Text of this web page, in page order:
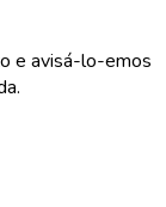
e avisá-lo-emos